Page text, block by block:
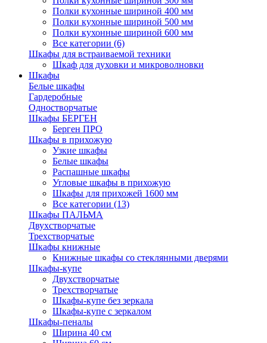
Полки кухонные шириной 400 мм
Полки кухонные шириной 500 мм
Полки кухонные шириной 600 мм
Все категории (6)
Шкафы для встраиваемой техники
Шкаф для духовки и микроволновки
Шкафы
Белые шкафы
Гардеробные
Одностворчатые
Шкафы БЕРГЕН
Берген ПРО
Шкафы в прихожую
Узкие шкафы
Белые шкафы
Распашные шкафы
Угловые шкафы в прихожую
Шкафы для прихожей 1600 мм
Все категории (13)
Шкафы ПАЛЬМА
Двухстворчатые
Трехстворчатые
Шкафы книжные
Книжные шкафы со стеклянными дверями
Шкафы-купе
Двухстворчатые
Трехстворчатые
Шкафы-купе без зеркала
Шкафы-купе с зеркалом
Шкафы-пеналы
Ширина 40 см